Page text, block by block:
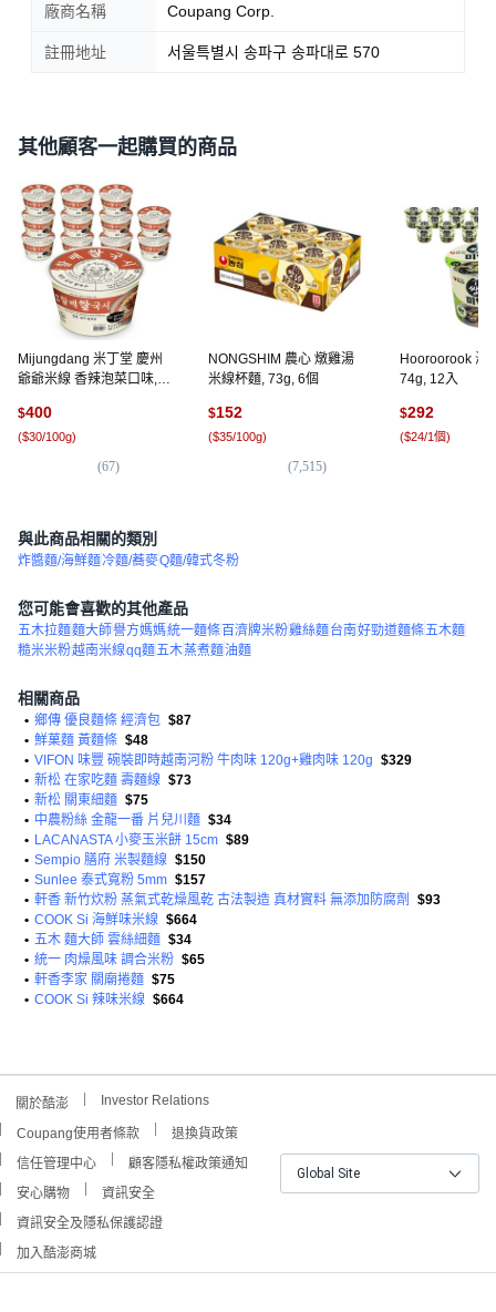
廠商名稱 Coupang Corp.
註冊地址 서울특별시 송파구 송파대로 570
其他顧客一起購買的商品
Mijungdang 米丁堂 慶州
爺爺米線 香辣泡菜口味,
$400
($30/100g)
(67)
NONGSHIM 農心 燉雞湯
米線杯麵, 73g, 6個
$152
($35/100g)
(7,515)
Hooroorook 海
74g, 12入
$292
($24/1個)
與此商品相關的類別
炸醬麵/海鮮麵冷麵/蕎麥Q麵/韓式冬粉
您可能會喜歡的其他產品
五木拉麵麵大師譽方媽媽統一麵條 百濟牌米粉雞絲麵台南好勁道麵條五木麵
糙米米粉越南米線qq麵五木蒸煮麵油麵
相關商品
• 鄉傳 優良麵條 經濟包 $87
• 鮮菓麵 黃麵條 $48
• VIFON 味豐 碗裝即時越南河粉 牛肉味 120g+雞肉味 120g $329
• 新松 在家吃麵 壽麵線 $73
• 新松 關東細麵 $75
• 中農粉絲 金龍一番 片兒川麵 $34
• LACANASTA 小麥玉米餅 15cm $89
• Sempio 膳府 米製麵線 $150
• Sunlee 泰式寬粉 5mm $157
• 軒香 新竹炊粉 蒸氣式乾燥風乾 古法製造 真材實料 無添加防腐劑
$93
• COOK Si 海鮮味米線 $664
• 五木 麵大師 雲絲細麵 $34
• 統一 肉燥風味 調合米粉 $65
• 軒香李家 關廟捲麵 $75
• COOK Si 辣味米線 $664
關於酷澎 Investor Relations
Coupang使用者條款
退換貨政策
信任管理中心
顧客隱私權政策通知
安心購物
資訊安全
資訊安全及隱私保護認證
加入酷澎商城
Global Site